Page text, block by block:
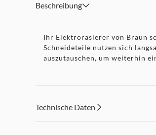
Beschreibung
Ihr Elektrorasierer von Braun
Schneideteile nutzen sich
auszutauschen, um weiterhin
Technische Daten